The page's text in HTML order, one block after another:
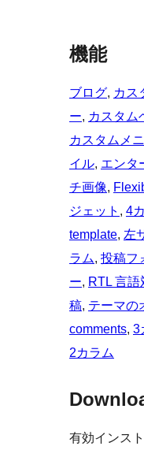
機能
ブログ, カス
ー, カスタム
カスタムメ
イル, エンタ
チ画像,
ジェット , 4
template, 左
ラム, 投稿フ
ー, RTL 言語
稿, テーマの
comments, 3
2カラム
有効インス